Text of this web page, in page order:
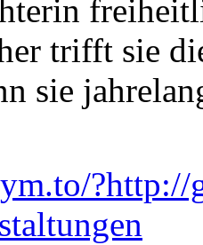
trifft sie
sie
?http://